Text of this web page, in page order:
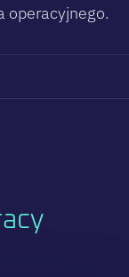
operacyjnego.